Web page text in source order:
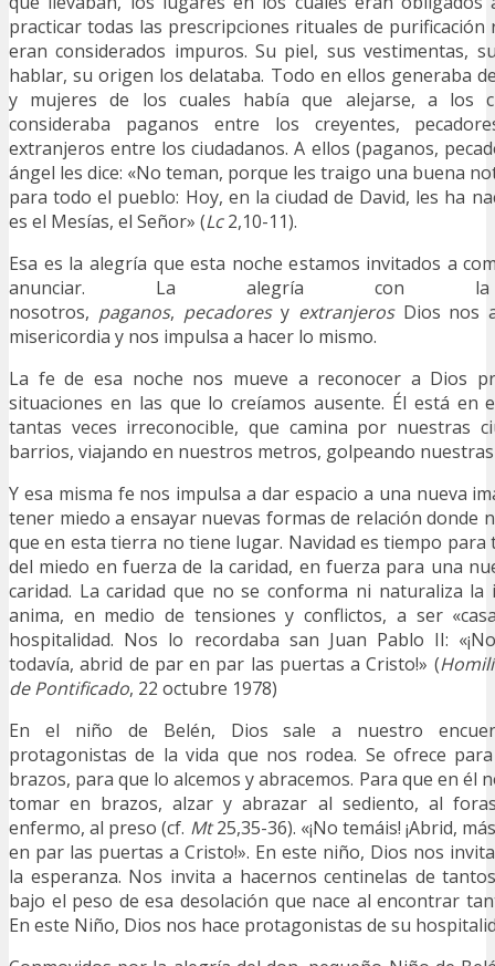
practicar todas las prescripciones rituales de
eran considerados impuros. Su piel, sus vestimentas,
hablar, su origen los delataba. Todo en ellos generaba
y mujeres de los cuales había que alejarse, a los
consideraba paganos entre los creyentes,
extranjeros entre los ciudadanos. A ellos (paganos,
ángel les dice: «No teman, porque les traigo una buena
para todo el pueblo: Hoy, en la ciudad de David, les ha
es el Mesías, el Señor» (Lc2,10-11).
Esa es la alegría que esta noche estamos invitados a
anunciar. La alegría
nosotros, paganos, pecadoresy extranjerosDios nos
misericordia y nos impulsa a hacer lo mismo.
La fe de esa noche nos mueve a reconocer a Dios
situaciones en las que lo creíamos ausente. Él está en
tantas veces irreconocible, que camina por nuestras
barrios, viajando en nuestros metros, golpeando
Y esa misma fe nos impulsa a dar espacio a una nueva
tener miedo a ensayar nuevas formas de relación donde
que en esta tierra no tiene lugar. Navidad es tiempo
del miedo en fuerza de la caridad, en fuerza para una
caridad. La caridad que no se conforma ni naturaliza la
anima, en medio de tensiones y conflictos, a ser
hospitalidad. Nos lo recordaba san Juan Pablo II:
todavía, abrid de par en par las puertas a Cristo!» (
de Pontificado, 22 octubre 1978)
En el niño de Belén, Dios sale a nuestro
protagonistas de la vida que nos rodea. Se ofrece
brazos, para que lo alcemos y abracemos. Para que en él
tomar en brazos, alzar y abrazar al sediento, al
enfermo, al preso (cf. Mt25,35-36). «¡No temáis! ¡Abrid,
en par las puertas a Cristo!». En este niño, Dios nos
la esperanza. Nos invita a hacernos centinelas de
bajo el peso de esa desolación que nace al encontrar
En este Niño, Dios nos hace protagonistas de su